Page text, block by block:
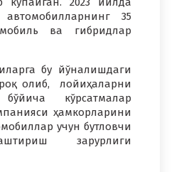
35
ва гибридлар
бу йўналишдаги
олиб, лойиҳаларни
кўрсатмалар
ҳамкорларини
учун бутловчи
зарурлиги